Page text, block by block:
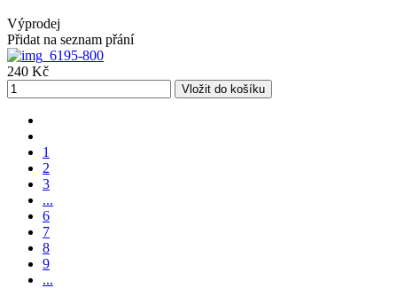
Výprodej
Přidat na seznam přání
240 Kč
Vložit do košíku
1
2
3
...
6
7
8
9
...